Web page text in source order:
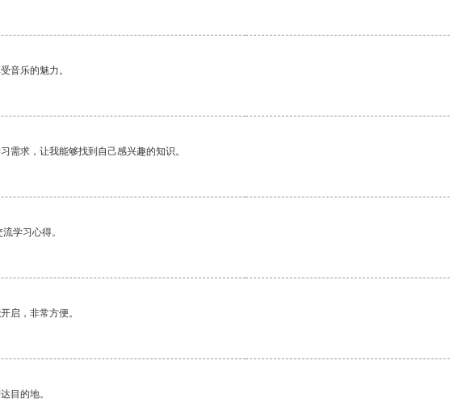
音乐的魅力。
需求，让我能够找到自己感兴趣的知识。
学习心得。
启，非常方便。
目的地。